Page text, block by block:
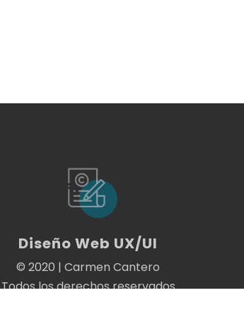
Diseño Web UX/UI
© 2020 | Carmen Cantero
Todos los derechos reservados